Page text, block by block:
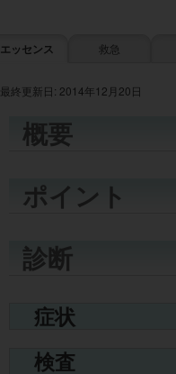
エッセンス 救急
最終更新日: 2014年12月20日
概要
ポイント
診断
症状
検査